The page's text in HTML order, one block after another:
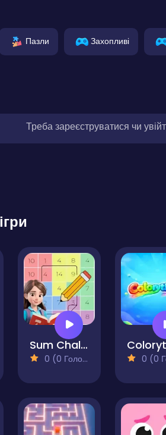
Пазли Захопливі
Треба зареєструватися чи
Sum Challenge Number Grid
0 (0 Голосів) 0 (0